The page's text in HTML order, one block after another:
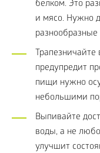
белком. Это
и мясо. Нужно
предупредит
пищи нужно
небольшими
Выпивайте
воды, а не
улучшит